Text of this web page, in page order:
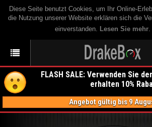
Diese Seite benutzt Cookies, um Ihr Online-
die Nutzung unserer Website erklären sich die
einverstanden. Lesen Sie mehr.
FLASH SALE: Verwenden Sie
erhalten 10%
Angebot gültig bis 9